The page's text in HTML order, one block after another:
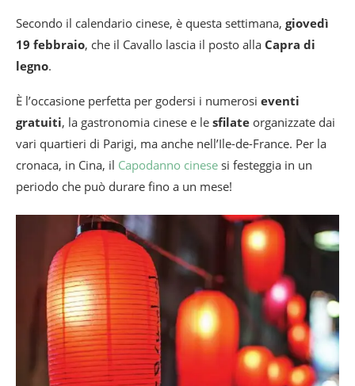
Secondo il calendario cinese, è questa settimana, giovedì
19 febbraio, che il Cavallo lascia il posto alla Capra di
legno.
È l’occasione perfetta per godersi i numerosi eventi
gratuiti, la gastronomia cinese e le sfilate organizzate dai
vari quartieri di Parigi, ma anche nell’Ile-de-France. Per la
cronaca, in Cina, il Capodanno cinese si festeggia in un
periodo che può durare fino a un mese!